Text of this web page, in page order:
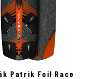
Patrik Foil Race